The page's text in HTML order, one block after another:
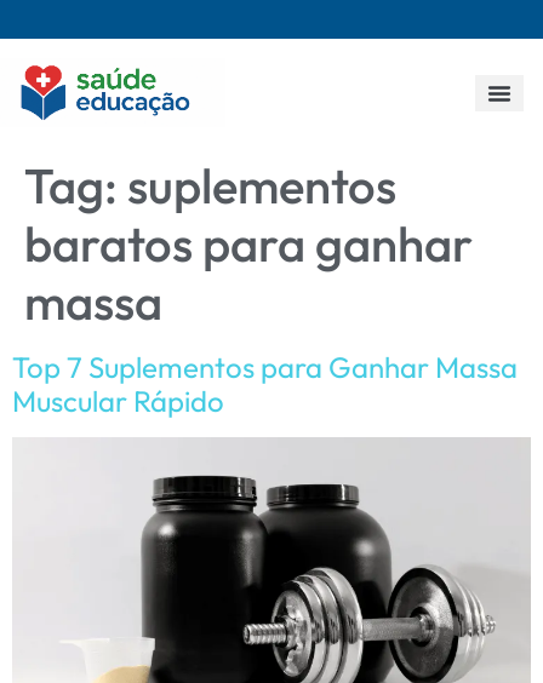
Tag: suplementos
baratos para ganhar
massa
Top 7 Suplementos para Ganhar Massa
Muscular Rápido